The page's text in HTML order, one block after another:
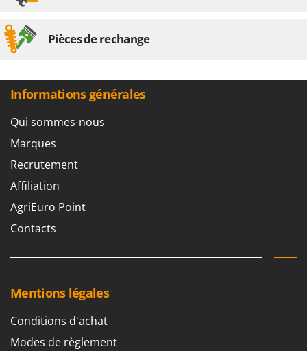
Pièces de rechange
Informations générales
Qui sommes-nous
Marques
Recrutement
Affiliation
AgriEuro Point
Contacts
Mentions légales
Conditions d'achat
Modes de règlement